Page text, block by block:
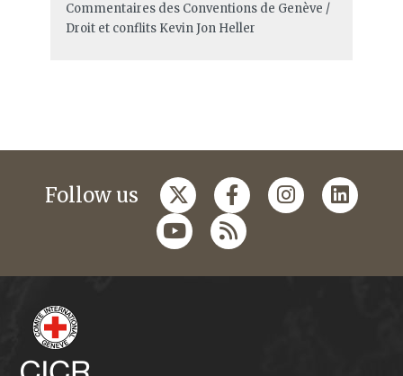
Commentaires des Conventions de Genève /
Droit et conflits Kevin Jon Heller
Follow us